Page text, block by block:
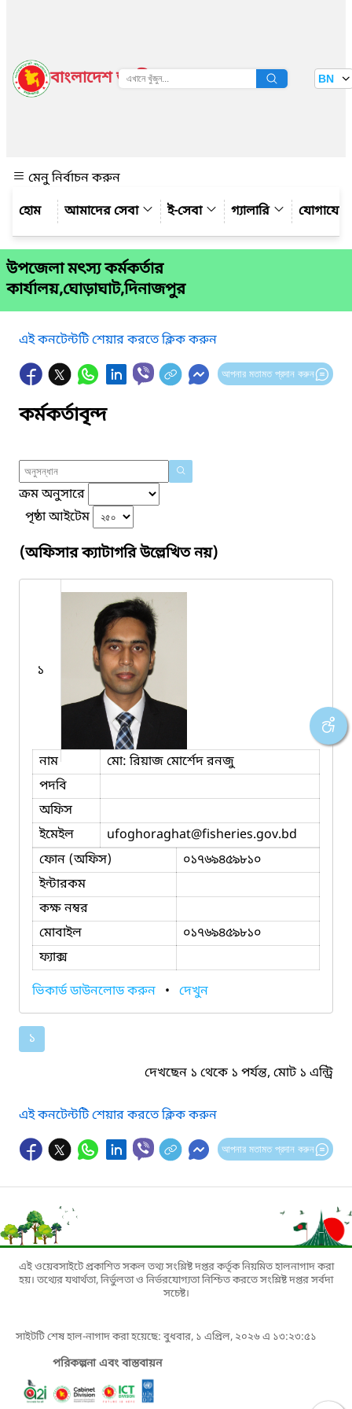
বাংলাদেশ জাতীয় তথ্য বাতায়ন BN
মেনু নির্বাচন করুন
আমাদের সেবা
ই-সেবা গ্যালারি
উপজেলা মৎস্য কর্মকর্তার
কার্যালয়,ঘোড়াঘাট,দিনাজপুর
এই কনটেন্টটি শেয়ার করতে ক্লিক করুন
আপনার মতামত প্রদান করুন
কর্মকর্তাবৃন্দ
ক্রম অনুসারে
পৃষ্ঠা আইটেম
(অফিসার ক্যাটাগরি উল্লেখিত নয়)
১
নাম
মো: রিয়াজ মোর্শেদ রনজু
পদবি
অফিস
ইমেইল
ufoghoraghat@fisheries.gov.bd
ফোন (অফিস)
০১৭৬৯৪৫৯৮১০
ইন্টারকম
কক্ষ নম্বর
মোবাইল
০১৭৬৯৪৫৯৮১০
ফ্যাক্স
ভিকার্ড ডাউনলোড করুন • দেখুন
১
দেখছেন ১ থেকে ১ পর্যন্ত, মোট ১ এন্ট্রি
এই কনটেন্টটি শেয়ার করতে ক্লিক করুন
আপনার মতামত প্রদান করুন
এই ওয়েবসাইটে প্রকাশিত সকল তথ্য সংশ্লিষ্ট দপ্তর কর্তৃক নিয়মিত হালনাগাদ করা
হয়। তথ্যের যথার্থতা, নির্ভুলতা ও নির্ভরযোগ্যতা নিশ্চিত করতে সংশ্লিষ্ট দপ্তর সর্বদা
সচেষ্ট।
সাইটটি শেষ হাল-নাগাদ করা হয়েছে: বুধবার, ১ এপ্রিল, ২০২৬ এ ১৩:২৩:৫১
পরিকল্পনা এবং বাস্তবায়ন